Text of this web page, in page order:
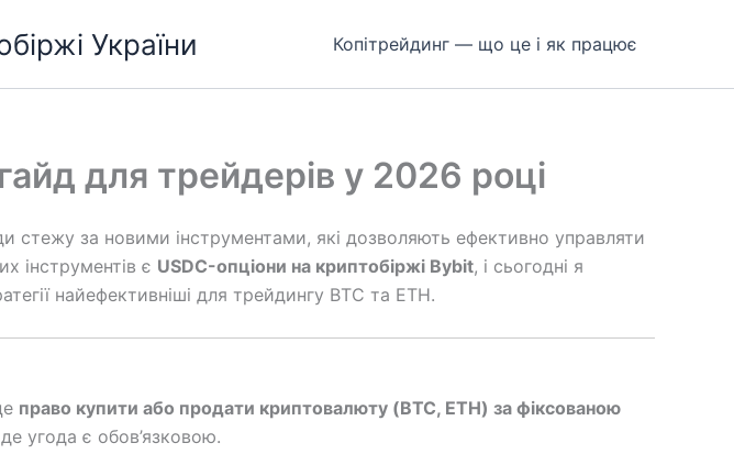
України Копітрейдинг — що це і як працює
для трейдерів у 2026 році
стежу за новими інструментами, які дозволяють ефективно управляти
інструментів є USDC-опціони на криптобіржі Bybit, і сьогодні я
найефективніші для трейдингу BTC та ETH.
право купити або продати криптовалюту (BTC, ETH) за фіксованою
угода є обов’язковою.